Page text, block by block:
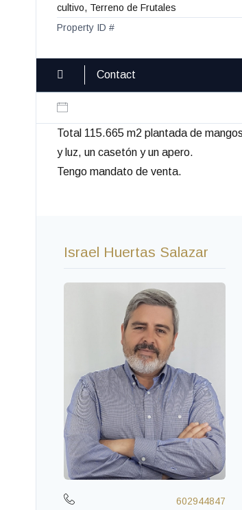
cultivo, Terreno de Frutales
Property ID #
Contact
Total 115.665 m2 plantada de
y luz, un casetón y un apero.
Tengo mandato de venta.
Israel Huertas Salazar
602944847